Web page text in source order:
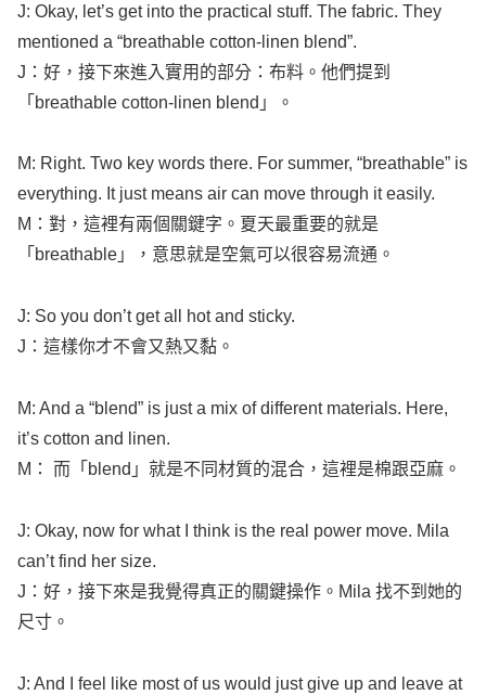
J: Okay, let’s getinto the practical stuff. The fabric. They
mentioned a “breathable cotton-linen blend”.
J：好，接下來進入實用的部分：布料。他們提到
「 breathable cotton-linen blend 」。
M: Right. Two key words there. For summer, “breathable” is
everything. It just means air can move through iteasily.
M：對，這裡有兩個關鍵字。夏天最重要的就是
「 breathable 」，意思就是空氣可以很容易流通。
J: So you don’t get all hotand sticky.
J：這樣你才不會又熱又黏。
M: And a “blend” is just a mix ofdifferent materials. Here,
it’s cotton and linen.
M： 而「 blend 」就是不同材質的混合，這裡是棉跟亞麻。
J: Okay, now for whatI think is the real power move. Mila
can’t find her size.
J：好，接下來是我覺得真正的關鍵操作。 Mila 找不到她的
尺寸。
J: And I feel like mostof us would justgive up and leave at